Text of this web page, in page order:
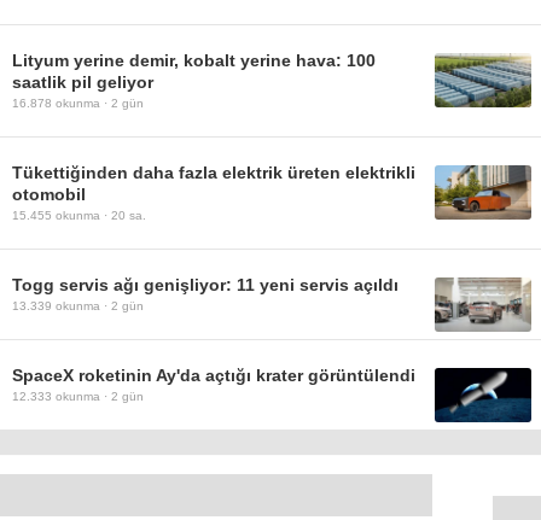
Lityum yerine demir, kobalt yerine hava: 100
saatlik pil geliyor
16.878 okunma · 2 gün
Tükettiğinden daha fazla elektrik üreten elektrikli
otomobil
15.455 okunma · 20 sa.
Togg servis ağı genişliyor: 11 yeni servis açıldı
13.339 okunma · 2 gün
SpaceX roketinin Ay'da açtığı krater görüntülendi
12.333 okunma · 2 gün